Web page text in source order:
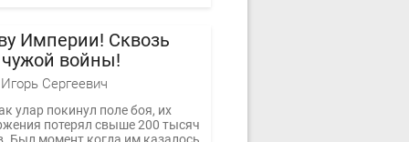
Империи! Сквозь
войны!
Сергеевич
улар покинул поле боя, их
потерял свыше 200 тысяч